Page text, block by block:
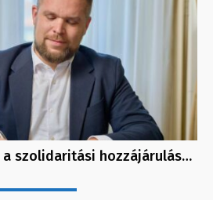
a szolidaritási hozzájárulás…